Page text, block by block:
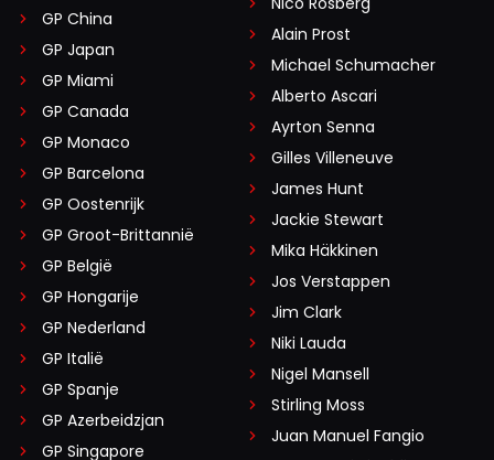
GP China
GP Japan
GP Miami
GP Canada
GP Monaco
GP Barcelona
GP Oostenrijk
GP Groot-Brittannië
GP België
GP Hongarije
GP Nederland
GP Italië
GP Spanje
GP Azerbeidzjan
GP Singapore
Alain Prost
Michael Schumacher
Alberto Ascari
Ayrton Senna
Gilles Villeneuve
James Hunt
Jackie Stewart
Mika Häkkinen
Jos Verstappen
Jim Clark
Niki Lauda
Nigel Mansell
Stirling Moss
Juan Manuel Fangio